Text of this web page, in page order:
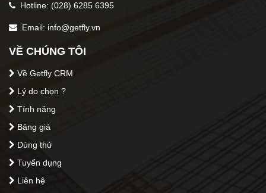
Hotline: (028) 6285 6395
Email: info@getfly.vn
VỀ CHÚNG TÔI
Về Getfly CRM
Lý do chọn ?
Tính năng
Bảng giá
Dùng thử
Tuyển dụng
Liên hệ